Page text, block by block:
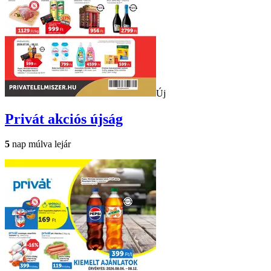
Új
Privát akciós újság
5 nap múlva lejár